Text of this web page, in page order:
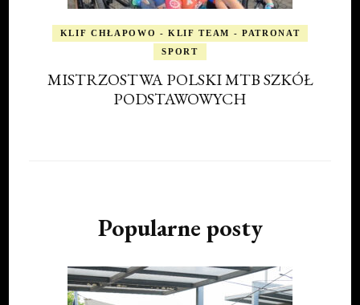
KLIF CHŁAPOWO - KLIF TEAM - PATRONAT
SPORT
MISTRZOSTWA POLSKI MTB SZKÓŁ
PODSTAWOWYCH
Popularne posty